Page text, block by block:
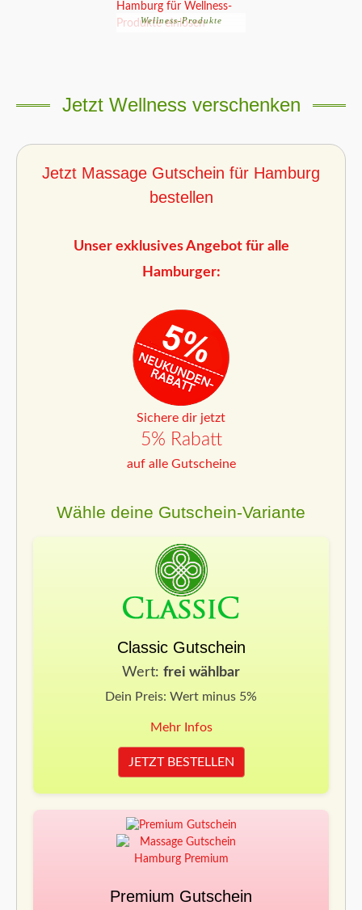
Wellness-Produkte
Jetzt Wellness verschenken
Jetzt Massage Gutschein für Hamburg
bestellen
Unser exklusives Angebot für alle
Hamburger:
Sichere dir jetzt
5% Rabatt
auf alle Gutscheine
Wähle deine Gutschein-Variante
Classic Gutschein
Wert: frei wählbar
Dein Preis: Wert minus 5%
Mehr Infos
JETZT BESTELLEN
Premium Gutschein